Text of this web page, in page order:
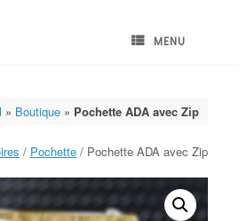
MENU
» Boutique » Pochette ADA avec Zip
/ Pochette / Pochette ADA avec Zip